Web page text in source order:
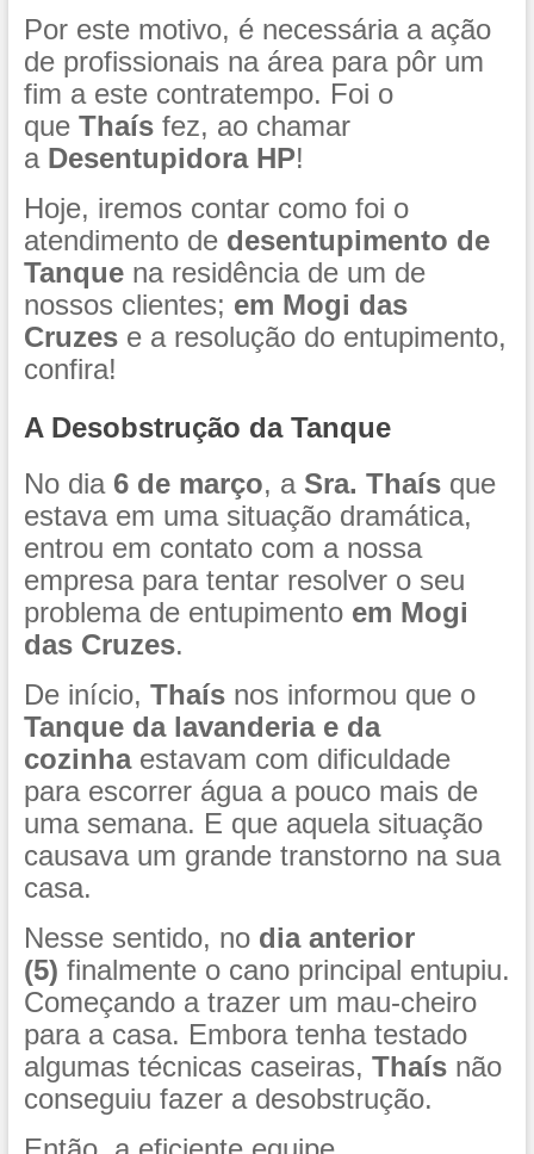
Por este motivo, é necessária a ação
de profissionais na área para pôr um
fim a este contratempo. Foi o
que Thaís fez, ao chamar
a Desentupidora HP!
Hoje, iremos contar como foi o
atendimento de desentupimento de
Tanque na residência de um de
nossos clientes; em Mogi das
Cruzese a resolução do entupimento,
confira!
A Desobstrução da Tanque
No dia 6 de março, a Sra. Thaísque
estava em uma situação dramática,
entrou em contato com a nossa
empresa para tentar resolver o seu
problema de entupimento em Mogi
das Cruzes.
De início, Thaísnos informou que o
Tanque da lavanderia e da
cozinhaestavam com dificuldade
para escorrer água a pouco mais de
uma semana. E que aquela situação
causava um grande transtorno na sua
casa.
Nesse sentido, no dia anterior
(5) finalmente o cano principal entupiu.
Começando a trazer um mau-cheiro
para a casa. Embora tenha testado
algumas técnicas caseiras, Thaísnão
conseguiu fazer a desobstrução.